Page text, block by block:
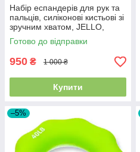
Набір еспандерів для рук та
пальців, силіконові кистьові зі
зручним хватом, JELLO,
навантаження 4,5 - 27 кг
Готово до відправки
950 ₴ 1 000 ₴
Купити
–5%